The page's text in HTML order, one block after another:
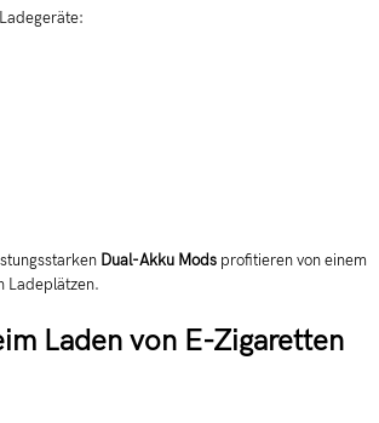
Dual-Akku Mods profitieren von einem
Ladeplätzen.
Laden von E-Zigaretten